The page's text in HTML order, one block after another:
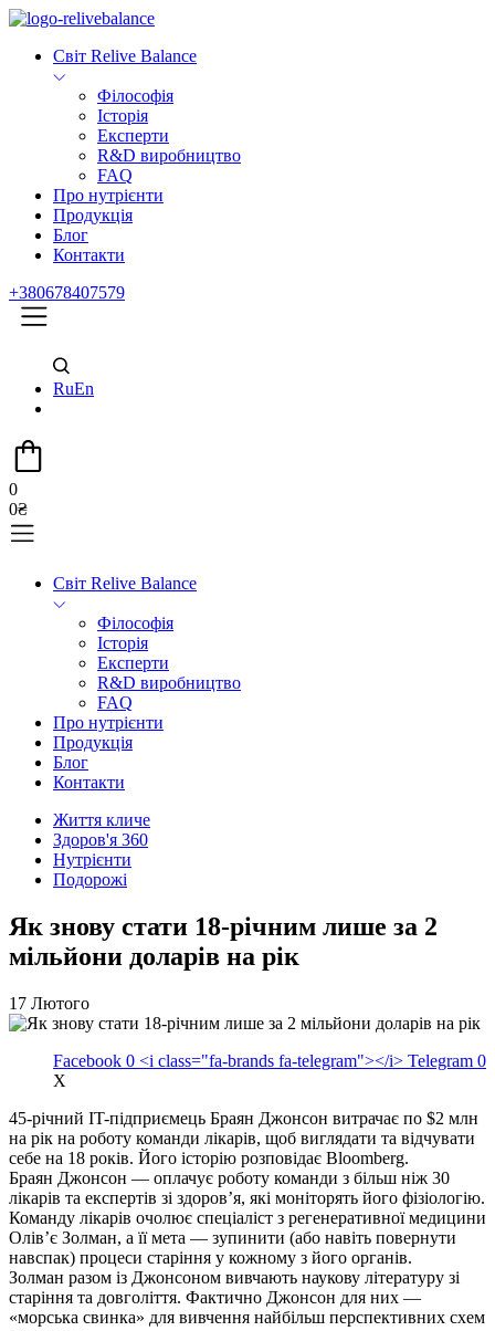
Світ Relive Balance
Філософія
Історія
Експерти
R&D виробництво
FAQ
Про нутрієнти
Продукція
Блог
Контакти
+380678407579
RuEn
0
0₴
Світ Relive Balance
Філософія
Історія
Експерти
R&D виробництво
FAQ
Про нутрієнти
Продукція
Блог
Контакти
Життя кличе
Здоров'я 360
Нутрієнти
Подорожі
Як знову стати 18-річним лише за 2
мільйони доларів на рік
17 Лютого
Facebook 0 <i class="fa-brands fa-telegram"></i> Telegram 0
X
45-річний IT-підприємець Браян Джонсон витрачає по $2 млн
на рік на роботу команди лікарів, щоб виглядати та відчувати
себе на 18 років. Його історію розповідає Bloomberg.
Браян Джонсон — оплачує роботу команди з більш ніж 30
лікарів та експертів зі здоров’я, які моніторять його фізіологію.
Команду лікарів очолює спеціаліст з регенеративної медицини
Олів’є Золман, а її мета — зупинити (або навіть повернути
навспак) процеси старіння у кожному з його органів.
Золман разом із Джонсоном вивчають наукову літературу зі
старіння та довголіття. Фактично Джонсон для них —
«морська свинка» для вивчення найбільш перспективних схем